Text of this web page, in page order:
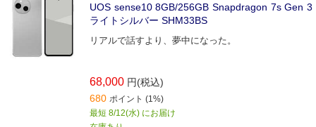
UOS sense10 8GB/256GB Snapdragon 7s Gen 3
ライトシルバー SHM33BS
リアルで話すより、夢中になった。
68,000 円(税込)
680 ポイント (1%)
最短 8/12(水) にお届け